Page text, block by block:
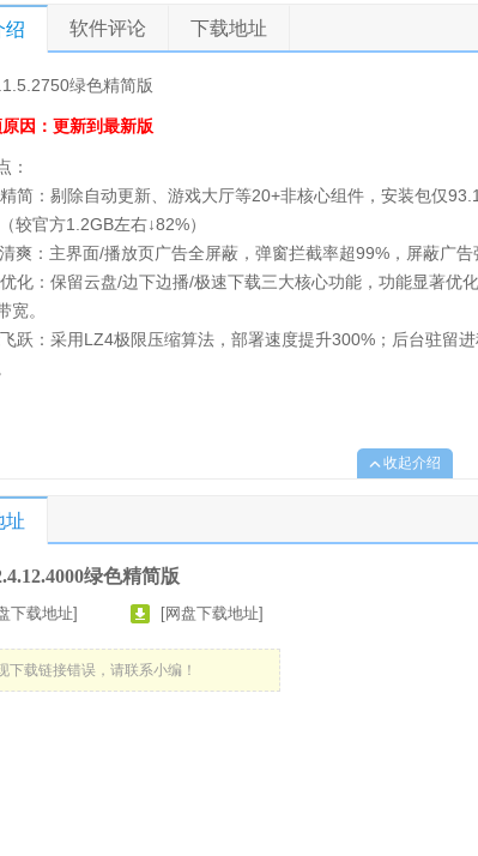
绍 软件评论 下载地址
绿色精简版
因：更新到最新版
：
简：剔除自动更新、游戏大厅等20+非核心组件，安装包仅
较官方1.2GB左右↓82%）
爽：主界面/播放页广告全屏蔽，弹窗拦截率超99%，屏蔽广
化：保留云盘/边下边播/极速下载三大核心功能，功能显著优
宽。
跃：采用LZ4极限压缩算法，部署速度提升300%；后台驻留
收起介绍
址
绿色精简版
下载地址] [网盘下载地址]
下载链接错误，请联系小编！